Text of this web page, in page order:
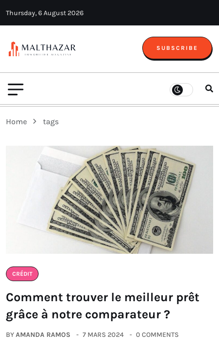
Thursday, 6 August 2026
SUBSCRIBE
Home tags
CRÉDIT
Comment trouver le meilleur prêt
grâce à notre comparateur ?
BYAMANDA RAMOS 7 MARS 2024 0 COMMENTS